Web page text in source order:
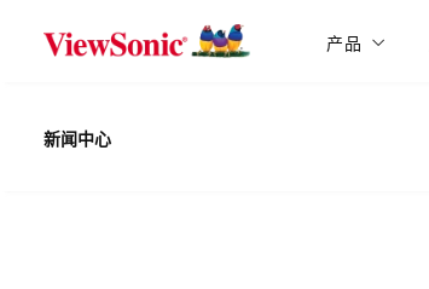
Skip to main content
产品
新闻中心